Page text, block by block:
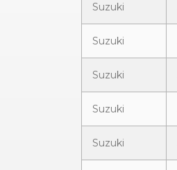
Suzuki
Suzuki
Suzuki
Suzuki
Suzuki